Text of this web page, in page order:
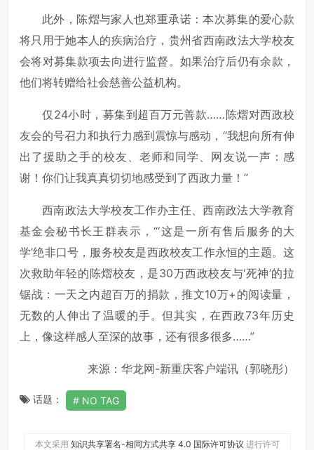
此外，陈熠与家人也郑重承诺：本次募集的爱心款
将只用于她本人的疾病治疗，贵州省西南政法大学校友
会将对募集款项去向进行监督。如果治疗后仍有余款，
他们将转赠给社会慈善公益机构。
仅24小时，募集到超百万元善款……陈熠对西政校
友会的号召力和执行力感到震惊与感动，“我想向所有伸
出了援助之手的校友、老师和同学、网友说一声：感
谢！你们让我真真切切地感受到了西政力量！”
西南政法大学校友工作办主任、西南政法大学教育
基金会秘书长王群表示，“‘这是一所有售后服务的大
学’绝非口号，服务校友是西政校友工作永恒的主题。这
次救助年轻的陈熠校友，是30万西政校友与‘死神’的拉
锯战：一天之内超百万的捐款，推文10万+的阅读量，
无数的人伸出了温暖的手。但其实，在西政73年历史
上，像这样感人至深的故事，还有很多很多……”
来源：华龙网-新重庆客户端讯（郭晓彤）
话题： NO TAG
本文采用 知识共享署名-相同方式共享 4.0 国际许可协议 进行许可